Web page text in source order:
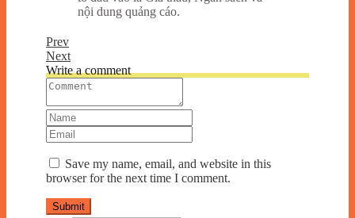
nội dung quảng cáo.
Prev
Next
Write a comment
Save my name, email, and website in this
browser for the next time I comment.
Submit